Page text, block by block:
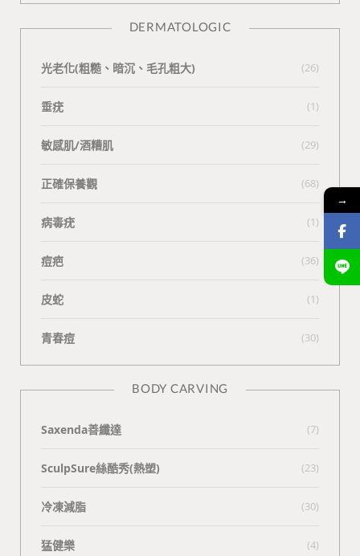
DERMATOLOGIC
光老化(粗糙、暗沉、毛孔粗大) (26)
垂疣 (1)
敏感肌/酒糟肌 (29)
正確保養觀 (68)
病毒疣 (1)
痘疤 (36)
皮蛇 (1)
青春痘 (30)
BODY CARVING
Saxenda善纖達 (7)
SculpSure絲酷秀(熱塑) (23)
冷凍減脂 (30)
猛健樂 (4)
→